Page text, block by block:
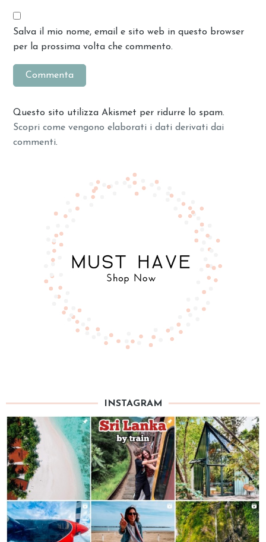
Salva il mio nome, email e sito web in questo browser
per la prossima volta che commento.
Questo sito utilizza Akismet per ridurre lo spam.
Scopri come vengono elaborati i dati derivati dai
commenti.
INSTAGRAM